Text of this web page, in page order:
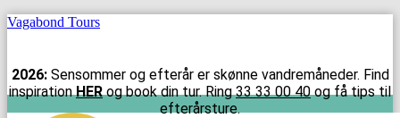
Vagabond Tours
2026:Sensommer og efterår er skønne vandremåneder. Find
inspiration HERog book din tur. Ring33 33 00 40 og få tips til
efterårsture.